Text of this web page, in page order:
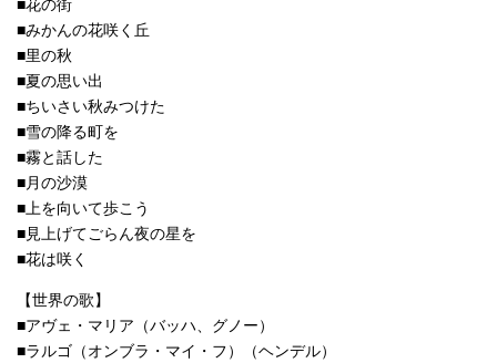
■花の街
■みかんの花咲く丘
■里の秋
■夏の思い出
■ちいさい秋みつけた
■雪の降る町を
■霧と話した
■月の沙漠
■上を向いて歩こう
■見上げてごらん夜の星を
■花は咲く
【世界の歌】
■アヴェ・マリア（バッハ、グノー）
■ラルゴ（オンブラ・マイ・フ）（ヘンデル）